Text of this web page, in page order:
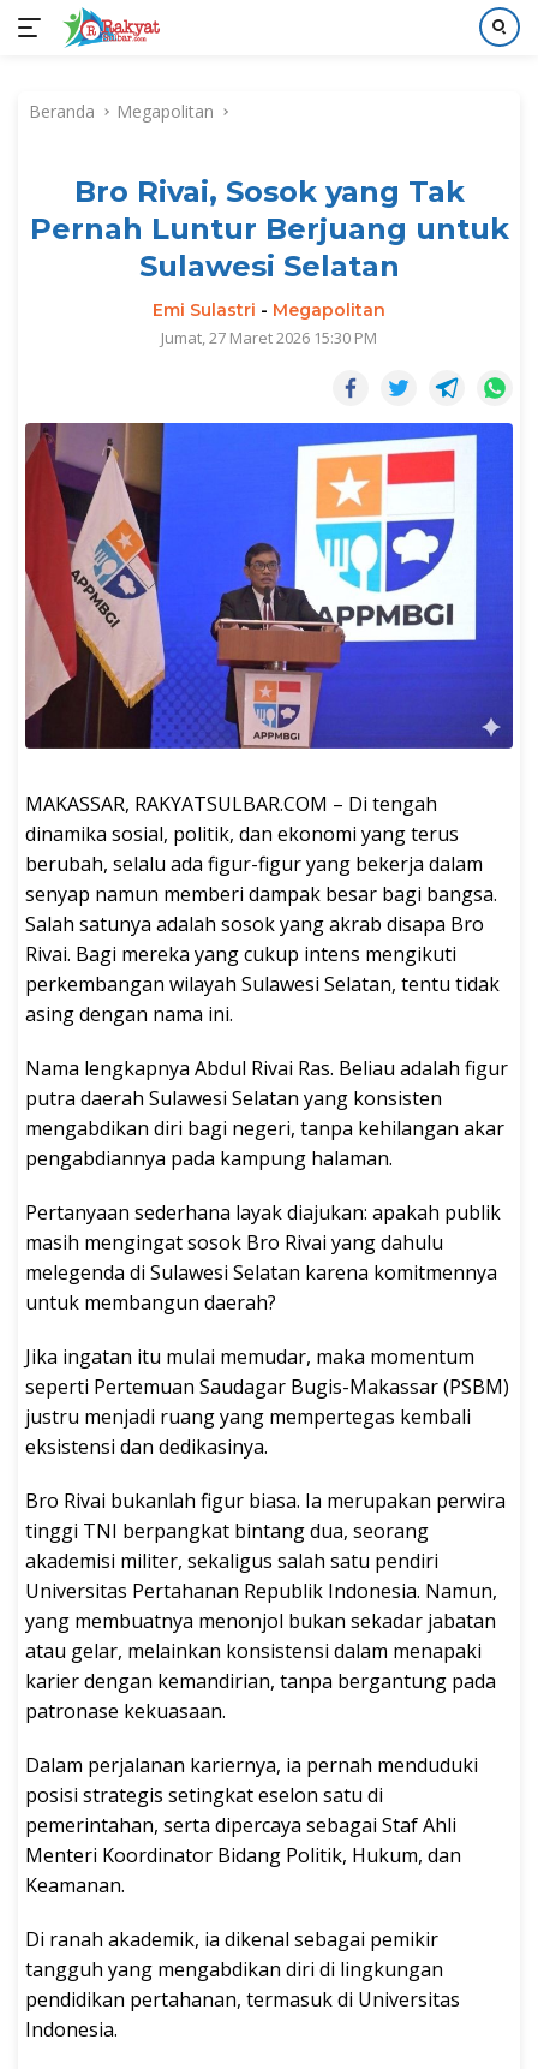
kontenBeranda Megapolitan
Bro Rivai, Sosok yang Tak
Pernah Luntur Berjuang untuk
Sulawesi Selatan
Emi Sulastri - Megapolitan
Jumat, 27 Maret 2026 15:30 PM
MAKASSAR, RAKYATSULBAR.COM – Di tengah
dinamika sosial, politik, dan ekonomi yang terus
berubah, selalu ada figur-figur yang bekerja dalam
senyap namun memberi dampak besar bagi bangsa.
Salah satunya adalah sosok yang akrab disapa Bro
Rivai. Bagi mereka yang cukup intens mengikuti
perkembangan wilayah Sulawesi Selatan, tentu tidak
asing dengan nama ini.
Nama lengkapnya Abdul Rivai Ras. Beliau adalah figur
putra daerah Sulawesi Selatan yang konsisten
mengabdikan diri bagi negeri, tanpa kehilangan akar
pengabdiannya pada kampung halaman.
Pertanyaan sederhana layak diajukan: apakah publik
masih mengingat sosok Bro Rivai yang dahulu
melegenda di Sulawesi Selatan karena komitmennya
untuk membangun daerah?
Jika ingatan itu mulai memudar, maka momentum
seperti Pertemuan Saudagar Bugis-Makassar (PSBM)
justru menjadi ruang yang mempertegas kembali
eksistensi dan dedikasinya.
Bro Rivai bukanlah figur biasa. Ia merupakan perwira
tinggi TNI berpangkat bintang dua, seorang
akademisi militer, sekaligus salah satu pendiri
Universitas Pertahanan Republik Indonesia. Namun,
yang membuatnya menonjol bukan sekadar jabatan
atau gelar, melainkan konsistensi dalam menapaki
karier dengan kemandirian, tanpa bergantung pada
patronase kekuasaan.
Dalam perjalanan kariernya, ia pernah menduduki
posisi strategis setingkat eselon satu di
pemerintahan, serta dipercaya sebagai Staf Ahli
Menteri Koordinator Bidang Politik, Hukum, dan
Keamanan.
Di ranah akademik, ia dikenal sebagai pemikir
tangguh yang mengabdikan diri di lingkungan
pendidikan pertahanan, termasuk di Universitas
Indonesia.